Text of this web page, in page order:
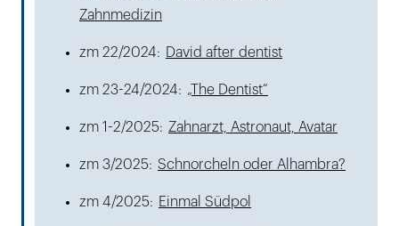
Zahnmedizin
zm 22/2024: David after dentist
zm 23-24/2024: „The Dentist“
zm 1-2/2025: Zahnarzt, Astronaut, Avatar
zm 3/2025: Schnorcheln oder Alhambra?
zm 4/2025: Einmal Südpol